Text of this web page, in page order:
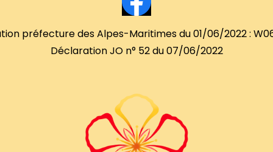
préfecture des Alpes-Maritimes du 01/06/2022 :
Déclaration JO n° 52 du 07/06/2022